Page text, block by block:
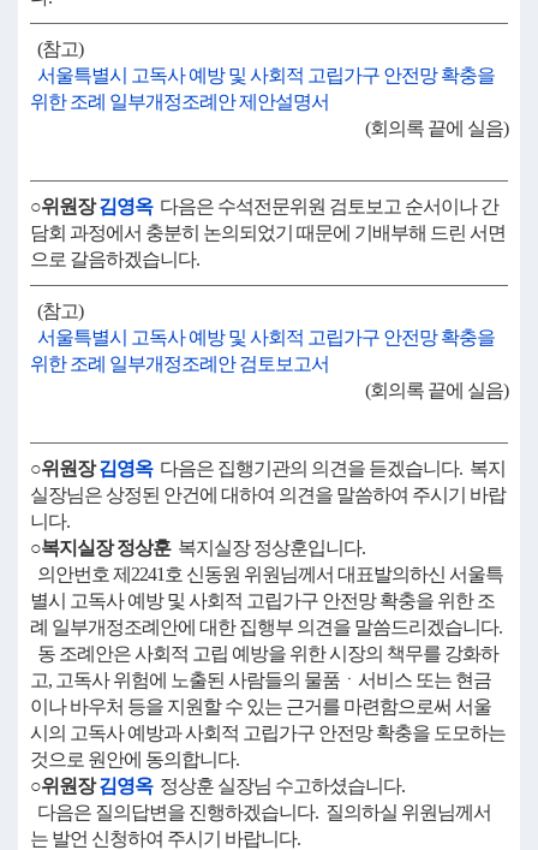
(참고)
서울특별시 고독사 예방 및 사회적 고립가구 안전망 확충을
위한 조례 일부개정조례안 제안설명서
(회의록 끝에 실음)
○위원장김영옥다음은 수석전문위원 검토보고 순서이나 간
담회 과정에서 충분히 논의되었기 때문에 기배부해 드린 서면
으로 갈음하겠습니다.
(참고)
서울특별시 고독사 예방 및 사회적 고립가구 안전망 확충을
위한 조례 일부개정조례안 검토보고서
(회의록 끝에 실음)
○위원장김영옥다음은 집행기관의 의견을 듣겠습니다. 복지
실장님은 상정된 안건에 대하여 의견을 말씀하여 주시기 바랍
니다.
○복지실장 정상훈복지실장 정상훈입니다.
의안번호 제2241호 신동원 위원님께서 대표발의하신 서울특
별시 고독사 예방 및 사회적 고립가구 안전망 확충을 위한 조
례 일부개정조례안에 대한 집행부 의견을 말씀드리겠습니다.
동 조례안은 사회적 고립 예방을 위한 시장의 책무를 강화하
고, 고독사 위험에 노출된 사람들의 물품ㆍ서비스 또는 현금
이나 바우처 등을 지원할 수 있는 근거를 마련함으로써 서울
시의 고독사 예방과 사회적 고립가구 안전망 확충을 도모하는
것으로 원안에 동의합니다.
○위원장김영옥정상훈 실장님 수고하셨습니다.
다음은 질의답변을 진행하겠습니다. 질의하실 위원님께서
는 발언 신청하여 주시기 바랍니다.